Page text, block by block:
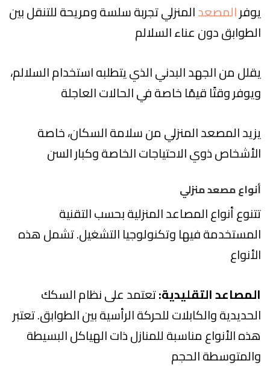
يوفرالمصعدالمنزلي تجربة سلسة ومريحة للتنقل بين
الطوابق دون عناء السلالم
يقلل من الجهد البدني الذي يتطلبه استخدام السلالم،
ويوفر وقتًا قيمًا خاصة في الحالات العاجلة
يزيد المصعد المنزلي من سلامة السكان، خاصة
الأشخاص ذوي الاحتياجات الخاصة وكبار السن
أنواع مصعد منزلي
تتنوع أنواع المصاعد المنزلية بحسب التقنية
المستخدمة فيها وتكنولوجيا التشغيل. تشمل هذه
الأنواع
المصاعد التقليدية:تعتمد على نظام السكك
الحديدية والكابلات للحركة الرأسية بين الطوابق. تعتبر
هذه الأنواع مناسبة للمنازل ذات الهياكل البسيطة
والمتوسطة الحجم